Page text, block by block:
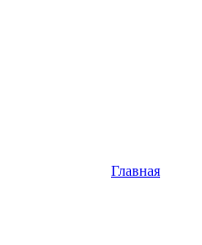
Главная